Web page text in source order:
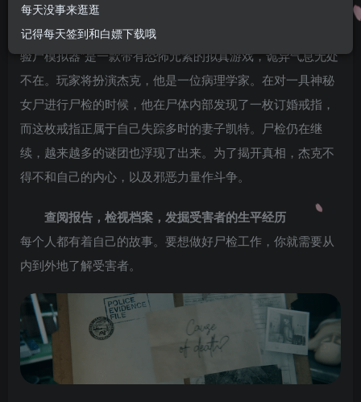
游戏介绍
验尸模拟器“是一款带有恐怖元素的拟真游戏，诡异气息无处
不在。玩家将扮演杰克，他是一位病理学家。在对一具神秘
女尸进行尸检的时候，他在尸体内部发现了一枚订婚戒指，
而这枚戒指正属于自己失踪多时的妻子凯特。尸检仍在继
续，越来越多的谜团也浮现了出来。为了揭开真相，杰克不
得不和自己的内心，以及邪恶力量作斗争。
查阅报告，检视档案，发掘受害者的生平经历
每个人都有着自己的故事。要想做好尸检工作，你就需要从
内到外地了解受害者。
每天没事来逛逛
记得每天签到和白嫖下载哦